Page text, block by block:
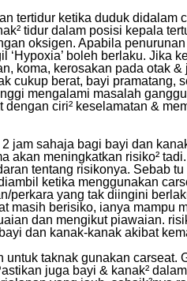
tertidur ketika duduk didalam
tidur dalam posisi kepala
oksigen. Apabila
boleh berlaku. Jika
koma, kerosakan pada otak
cukup berat, bayi pramatang,
mengalami masalah
ciri² keselamatan &
jam sahaja bagi bayi dan
akan meningkatkan risiko²
tentang risikonya. Sebab
ketika menggunakan
perkara yang tak diingini
masih berisiko, ianya mampu
dan mengikut piawaian.
dan kanak-kanak akibat
taknak gunakan carseat.
juga bayi & kanak²